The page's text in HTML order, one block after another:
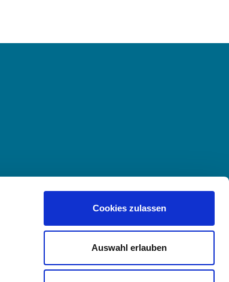
Cookies zulassen
Auswahl erlauben